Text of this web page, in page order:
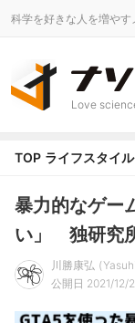
科学を好きな人を増やす
Love
TOP ライフスタイル
暴力的なゲー
い」 独研究
川勝康弘
公開日 2021/12/